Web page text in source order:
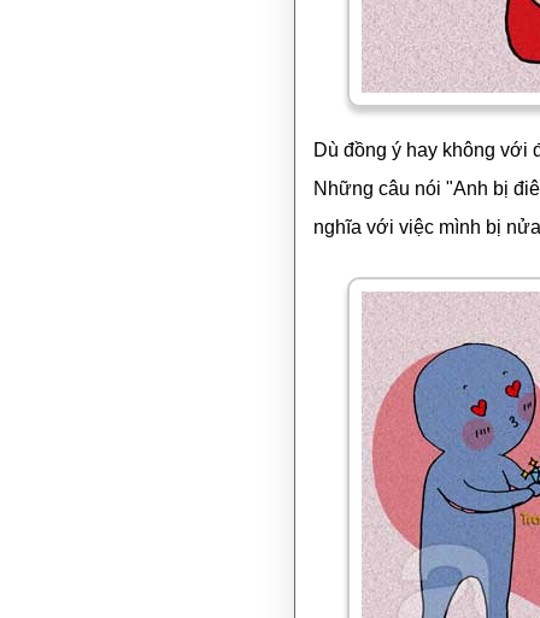
Dù đồng ý hay không với
Những câu nói "Anh bị
nghĩa với việc mình bị